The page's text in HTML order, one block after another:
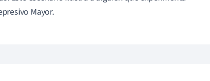
Mayor.